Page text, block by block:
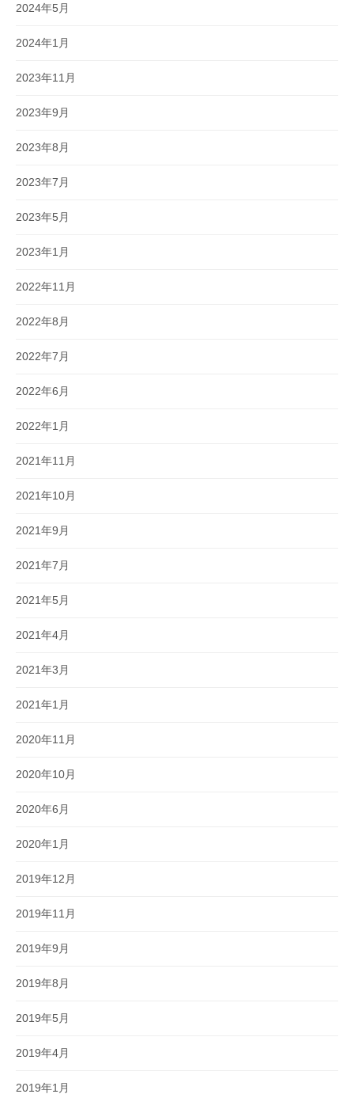
2024年5月
2024年1月
2023年11月
2023年9月
2023年8月
2023年7月
2023年5月
2023年1月
2022年11月
2022年8月
2022年7月
2022年6月
2022年1月
2021年11月
2021年10月
2021年9月
2021年7月
2021年5月
2021年4月
2021年3月
2021年1月
2020年11月
2020年10月
2020年6月
2020年1月
2019年12月
2019年11月
2019年9月
2019年8月
2019年5月
2019年4月
2019年1月